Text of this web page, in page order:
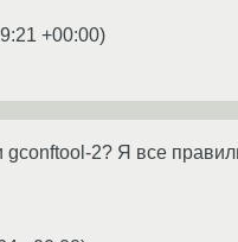
+00:00)
gconftool-2? Я все